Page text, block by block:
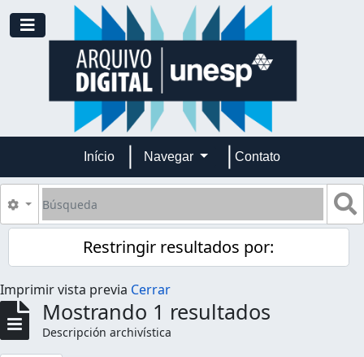
Skip to main content
Toggle navigation
Início Navegar Contato
Búsqueda
Search options
Restringir resultados por:
Imprimir vista previa Cerrar
Mostrando 1 resultados
Descripción archivística